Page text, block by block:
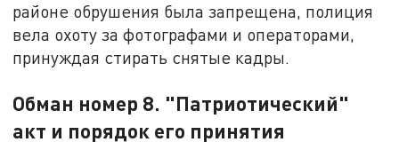
районе обрушения была запрещена, полиция
вела охоту за фотографами и операторами,
принуждая стирать снятые кадры.
Обман номер 8. "Патриотический"
акт и порядок его принятия